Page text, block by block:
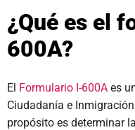
¿Qué es el
600A?
El Formulario I-600A es
Ciudadanía e
propósito es determinar la